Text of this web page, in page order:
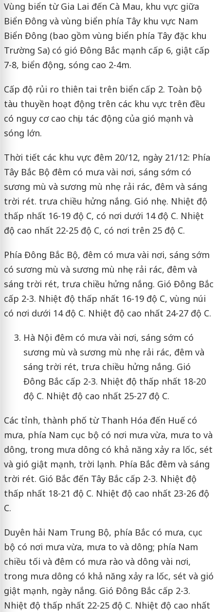
Vùng biển từ Gia Lai đến Cà Mau, khu vực giữa
Biển Đông và vùng biển phía Tây khu vực Nam
Biển Đông (bao gồm vùng biển phía Tây đặc khu
Trường Sa) có gió Đông Bắc mạnh cấp 6, giật cấp
7-8, biển động, sóng cao 2-4m.
Cấp độ rủi ro thiên tai trên biển cấp 2. Toàn bộ
tàu thuyền hoạt động trên các khu vực trên đều
có nguy cơ cao chịu tác động của gió mạnh và
sóng lớn.
Thời tiết các khu vực đêm 20/12, ngày 21/12: Phía
Tây Bắc Bộ đêm có mưa vài nơi, sáng sớm có
sương mù và sương mù nhẹ rải rác, đêm và sáng
trời rét. trưa chiều hửng nắng. Gió nhẹ. Nhiệt độ
thấp nhất 16-19 độ C, có nơi dưới 14 độ C. Nhiệt
độ cao nhất 22-25 độ C, có nơi trên 25 độ C.
Phía Đông Bắc Bộ, đêm có mưa vài nơi, sáng sớm
có sương mù và sương mù nhẹ rải rác, đêm và
sáng trời rét, trưa chiều hửng nắng. Gió Đông Bắc
cấp 2-3. Nhiệt độ thấp nhất 16-19 độ C, vùng núi
có nơi dưới 14 độ C. Nhiệt độ cao nhất 24-27 độ C.
Hà Nội đêm có mưa vài nơi, sáng sớm có
sương mù và sương mù nhẹ rải rác, đêm và
sáng trời rét, trưa chiều hửng nắng. Gió
Đông Bắc cấp 2-3. Nhiệt độ thấp nhất 18-20
độ C. Nhiệt độ cao nhất 25-27 độ C.
Các tỉnh, thành phố từ Thanh Hóa đến Huế có
mưa, phía Nam cục bộ có nơi mưa vừa, mưa to và
dông, trong mưa dông có khả năng xảy ra lốc, sét
và gió giật mạnh, trời lạnh. Phía Bắc đêm và sáng
trời rét. Gió Bắc đến Tây Bắc cấp 2-3. Nhiệt độ
thấp nhất 18-21 độ C. Nhiệt độ cao nhất 23-26 độ
C.
Duyên hải Nam Trung Bộ, phía Bắc có mưa, cục
bộ có nơi mưa vừa, mưa to và dông; phía Nam
chiều tối và đêm có mưa rào và dông vài nơi,
trong mưa dông có khả năng xảy ra lốc, sét và gió
giật mạnh, ngày nắng. Gió Đông Bắc cấp 2-3.
Nhiệt độ thấp nhất 22-25 độ C. Nhiệt độ cao nhất